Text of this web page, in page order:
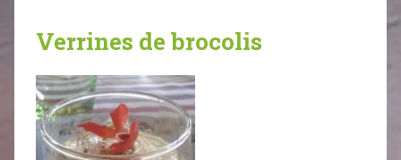
Verrines de brocolis